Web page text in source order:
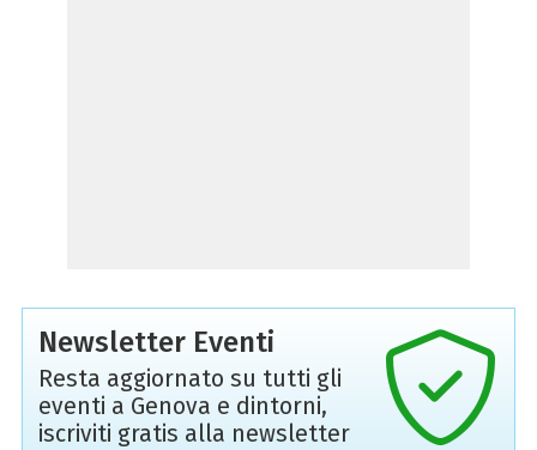
Newsletter Eventi
Resta aggiornato su tutti gli
eventi a Genova e dintorni,
iscriviti gratis alla newsletter